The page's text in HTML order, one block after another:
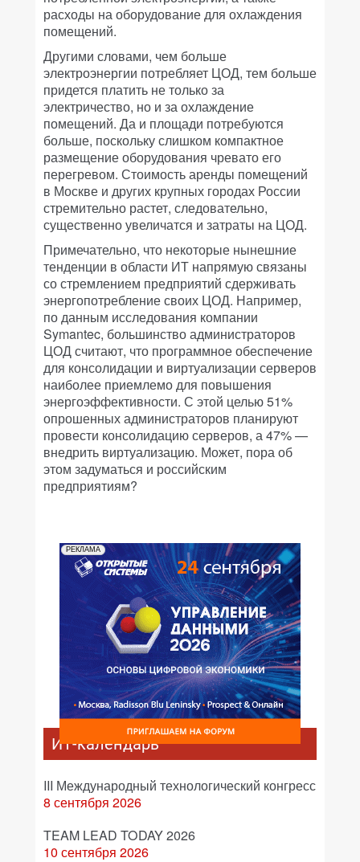
расходы на оборудование для охлаждения
помещений.
Другими словами, чем больше
электроэнергии потребляет ЦОД, тем больше
придется платить не только за
электричество, но и за охлаждение
помещений. Да и площади потребуются
больше, поскольку слишком компактное
размещение оборудования чревато его
перегревом. Стоимость аренды помещений
в Москве и других крупных городах России
стремительно растет, следовательно,
существенно увеличатся и затраты на ЦОД.
Примечательно, что некоторые нынешние
тенденции в области ИТ напрямую связаны
со стремлением предприятий сдерживать
энергопотребление своих ЦОД. Например,
по данным исследования компании
Symantec, большинство администраторов
ЦОД считают, что программное обеспечение
для консолидации и виртуализации серверов
наиболее приемлемо для повышения
энергоэффективности. С этой целью 51%
опрошенных администраторов планируют
провести консолидацию серверов, а 47% —
внедрить виртуализацию. Может, пора об
этом задуматься и российским
предприятиям?
РЕКЛАМА
ИТ-календарь
III Международный технологический конгресс
8 сентября 2026
TEAM LEAD TODAY 2026
10 сентября 2026